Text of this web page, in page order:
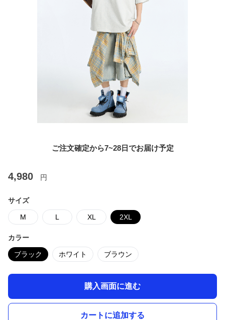
ご注文確定から7~28日でお届け予定
4,980 円
サイズ
M L XL 2XL
カラー
ブラック ホワイト ブラウン
購入画面に進む
カートに追加する